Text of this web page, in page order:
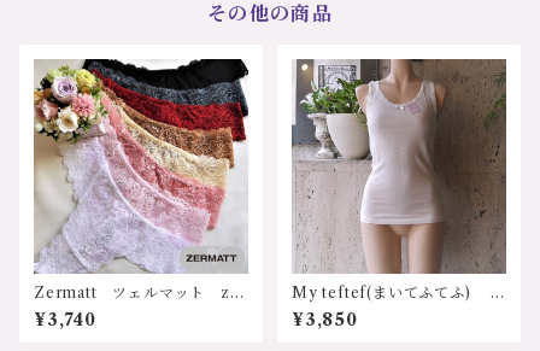
ーズ ミント パープル プ
L. XL カラー：1.ﾌｫｷﾞｰﾛｰ
ｽﾞ 2.ﾐﾝﾄｸﾞﾘｰﾝ 3.ｼｬﾙﾄﾞﾝ
価格：9350円（送料無料）
誕生日 クリスマス タン
ﾋﾟﾝｸ、2.ｸﾘｰﾑ、3.ﾅｲﾄｸﾞﾚｰ 価
格：8800円（送料無料）
その他の商品
Zermatt ツェルマット z10
74 ストレッチレース ヒップ
ハングタンガ Mサイズ 日
¥3,740
My teftef(まいてふてふ) ふ
わふわコットンシリーズ タ
ンクトップ ノースリーブ
¥3,850